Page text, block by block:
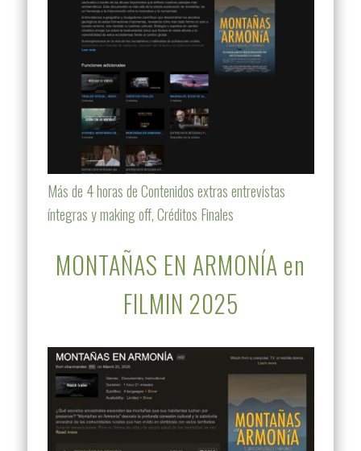
Más de 4 horas de Contenidos extras entrevistas
íntegras y making off, Créditos Finales
MONTAÑAS EN ARMONÍA en
FILMIN 2025